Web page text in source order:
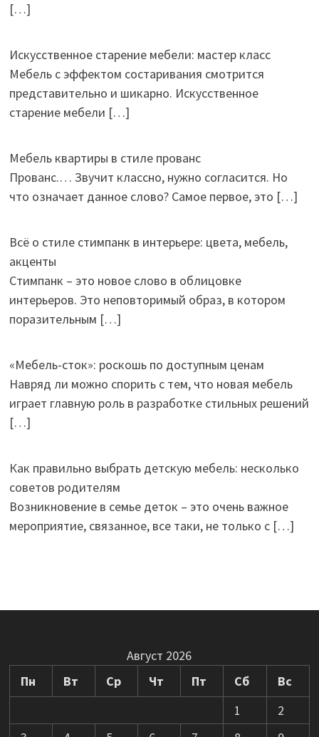
[…]
Искусственное старение мебели: мастер класс
Мебель с эффектом состаривания смотрится
представительно и шикарно. Искусственное
старение мебели […]
Мебель квартиры в стиле прованс
Прованс.… Звучит классно, нужно согласится. Но
что означает данное слово? Самое первое, это […]
Всё о стиле стимпанк в интерьере: цвета, мебель,
акценты
Стимпанк – это новое слово в облицовке
интерьеров. Это неповторимый образ, в котором
поразительным […]
«Мебель-сток»: роскошь по доступным ценам
Навряд ли можно спорить с тем, что новая мебель
играет главную роль в разработке стильных решений
[…]
Как правильно выбрать детскую мебель: несколько
советов родителям
Возникновение в семье деток – это очень важное
мероприятие, связанное, все таки, не только с […]
Август 2026
Пн
Вт Ср Чт Пт Сб
Вс
1
2